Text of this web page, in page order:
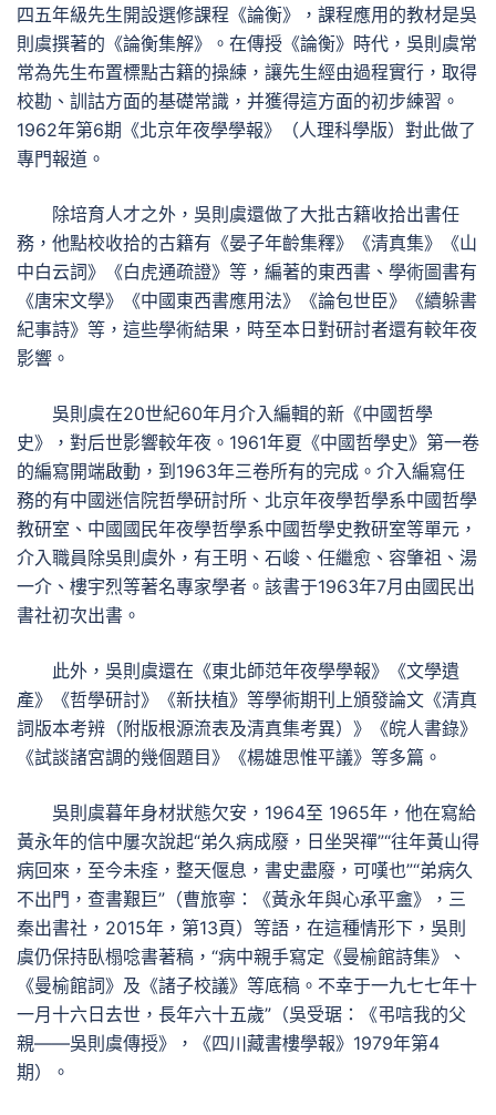
四五年級先生開設選修課程《論衡》，課程應用的教材是吳
則虞撰著的《論衡集解》。在傳授《論衡》時代，吳則虞常
常為先生布置標點古籍的操練，讓先生經由過程實行，取得
校勘、訓詁方面的基礎常識，并獲得這方面的初步練習。
1962年第6期《北京年夜學學報》（人理科學版）對此做了
專門報道。
除培育人才之外，吳則虞還做了大批古籍收拾出書任
務，他點校收拾的古籍有《晏子年齡集釋》《清真集》《山
中白云詞》《白虎通疏證》等，編著的東西書、學術圖書有
《唐宋文學》《中國東西書應用法》《論包世臣》《續躲書
紀事詩》等，這些學術結果，時至本日對研討者還有較年夜
影響。
吳則虞在20世紀60年月介入編輯的新《中國哲學
史》，對后世影響較年夜。1961年夏《中國哲學史》第一卷
的編寫開端啟動，到1963年三卷所有的完成。介入編寫任
務的有中國迷信院哲學研討所、北京年夜學哲學系中國哲學
教研室、中國國民年夜學哲學系中國哲學史教研室等單元，
介入職員除吳則虞外，有王明、石峻、任繼愈、容肇祖、湯
一介、樓宇烈等著名專家學者。該書于1963年7月由國民出
書社初次出書。
此外，吳則虞還在《東北師范年夜學學報》《文學遺
產》《哲學研討》《新扶植》等學術期刊上頒發論文《清真
詞版本考辨（附版根源流表及清真集考異）》《皖人書錄》
《試談諸宮調的幾個題目》《楊雄思惟平議》等多篇。
吳則虞暮年身材狀態欠安，1964至 1965年，他在寫給
黃永年的信中屢次說起“弟久病成廢，日坐哭禪”“往年黃山得
病回來，至今未痊，整天偃息，書史盡廢，可嘆也”“弟病久
不出門，查書艱巨”（曹旅寧：《黃永年與心承平盦》，三
秦出書社，2015年，第13頁）等語，在這種情形下，吳則
虞仍保持臥榻唸書著稿，“病中親手寫定《曼榆館詩集》、
《曼榆館詞》及《諸子校議》等底稿。不幸于一九七七年十
一月十六日去世，長年六十五歲”（吳受琚：《弔唁我的父
親——吳則虞傳授》，《四川藏書樓學報》1979年第4
期）。